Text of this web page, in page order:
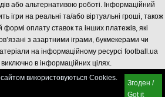
або альтернативою роботі. Інформаційний
ігри на реальні та/або віртуальні гроші, також
формі оплату ставок та інших платежів, які
з азартними іграми, букмекерами чи
на інформаційному ресурсі football.ua
виключно в інформаційних цілях.
використовуються Cookies.
Згоден /
Got it